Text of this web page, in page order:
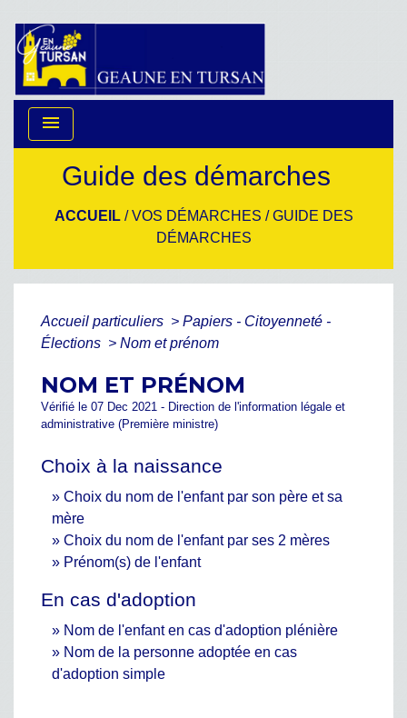
menu
Guide des démarches
ACCUEIL/VOS DÉMARCHES /GUIDE DES
DÉMARCHES
Accueil particuliers > Papiers - Citoyenneté -
Élections > Nom et prénom
NOM ET PRÉNOM
Vérifié le 07 Dec 2021 - Direction de l'information légale et
administrative (Première ministre)
Choix à la naissance
Choix du nom de l'enfant par son père et sa
mère
Choix du nom de l'enfant par ses 2 mères
Prénom(s) de l'enfant
En cas d'adoption
Nom de l'enfant en cas d'adoption plénière
Nom de la personne adoptée en cas
d'adoption simple